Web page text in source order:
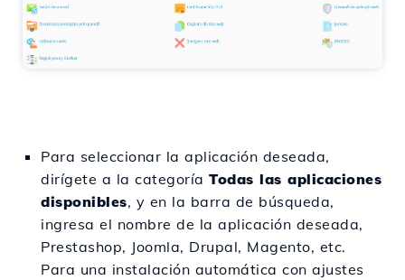
Para seleccionar la aplicación deseada,
dirígete a la categoría Todas las aplicaciones
disponibles, y en la barra de búsqueda,
ingresa el nombre de la aplicación deseada,
Prestashop, Joomla, Drupal, Magento, etc.
Para una instalación automática con ajustes